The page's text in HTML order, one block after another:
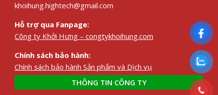
khoihung.hightech@gmail.com
Hỗ trợ qua Fanpage:
Công ty Khởi Hưng – congtykhoihung.com
Chính sách bảo hành:
Chính sách bảo hành Sản phẩm và Dịch vụ
THÔNG TIN CÔNG TY